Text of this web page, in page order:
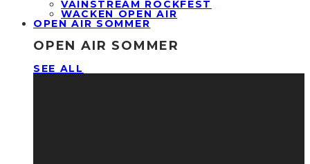
VAINSTREAM ROCKFEST
WACKEN OPEN AIR
OPEN AIR SOMMER
OPEN AIR SOMMER
SEE ALL